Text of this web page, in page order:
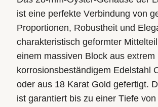
ist eine perfekte Verbindung von
Proportionen, Robustheit und
charakteristisch geformter
einem massiven Block aus extrem
korrosionsbeständigem Edelstahl
oder aus 18 Karat Gold gefertigt.
ist garantiert bis zu einer Tiefe